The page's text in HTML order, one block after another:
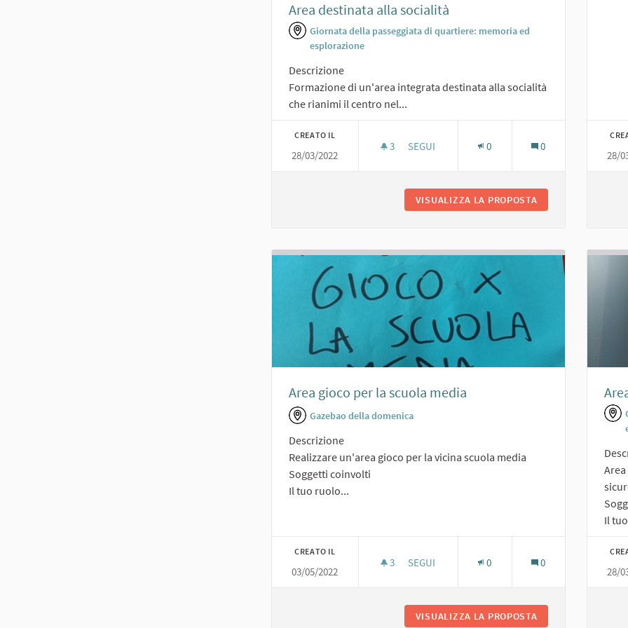
Area destinata alla socialità
Giornata della passeggiata di quartiere: memoria ed
esplorazione
Descrizione
Formazione di un'area integrata destinata alla socialità
che rianimi il centro nel...
CREATO IL
28/03/2022
3 3 SOSTENITORI
SEGUI 0 0
VISUALIZZA LA PROPOSTA
28/
Area gioco per la scuola media
Gazebao della domenica
Descrizione
Realizzare un'area gioco per la vicina scuola media
Soggetti coinvolti
Il tuo ruolo...
CREATO IL
03/05/2022
3 3 SOSTENITORI
SEGUI 0 0
VISUALIZZA LA PROPOSTA
Il
28/